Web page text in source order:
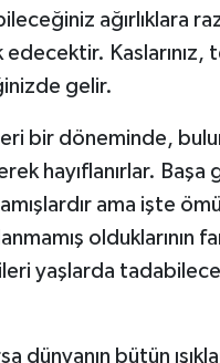
ağırlıklara
edecektir.
gelir.
bir döneminde,
hayıflanırlar.
ama işte
olduklarının
yaşlarda
dünyanın bütün